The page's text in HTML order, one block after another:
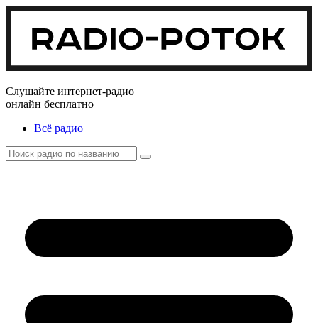
Слушайте интернет-радио
онлайн бесплатно
Всё радио